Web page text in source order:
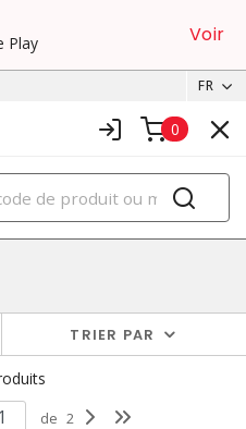
Play
Voir
FR
0
TRIER PAR
de 2